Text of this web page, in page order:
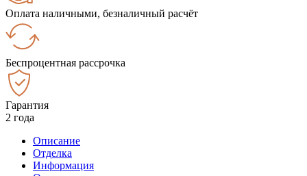
Оплата наличными, безналичный расчёт
Беспроцентная рассрочка
Гарантия
2 года
Описание
Отделка
Информация